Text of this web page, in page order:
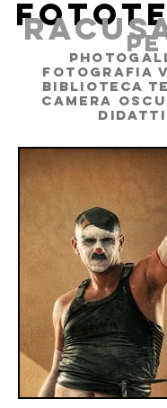
pe
FOTOGRAFIA
BIBLIOTECA
CAMERA